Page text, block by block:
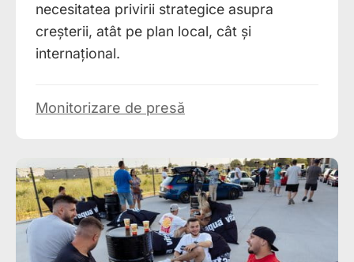
necesitatea privirii strategice asupra
creșterii, atât pe plan local, cât și
internațional.
Monitorizare de presă